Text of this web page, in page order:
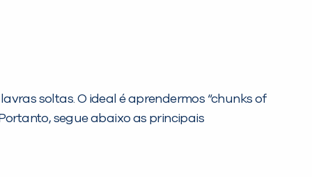
soltas. O ideal é aprendermos “chunks of
segue abaixo as principais